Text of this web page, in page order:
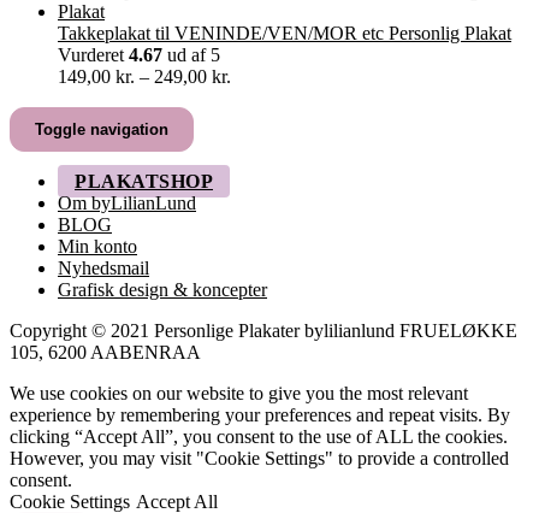
419,00 kr.
Takkeplakat til VENINDE/VEN/MOR etc Personlig Plakat
Vurderet 4.67 ud af 5
149,00 kr. – 249,00 kr.
Toggle navigation
PLAKATSHOP
Om byLilianLund
BLOG
Min konto
Nyhedsmail
Grafisk design & koncepter
Copyright © 2021 Personlige Plakater bylilianlund FRUELØKKE
105, 6200 AABENRAA
We use cookies on our website to give you the most relevant
experience by remembering your preferences and repeat visits. By
clicking “Accept All”, you consent to the use of ALL the cookies.
However, you may visit "Cookie Settings" to provide a controlled
consent.
Cookie Settings Accept All